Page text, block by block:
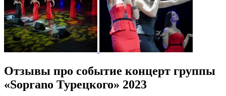
Отзывы про событие концерт группы
«Soprano Турецкого» 2023